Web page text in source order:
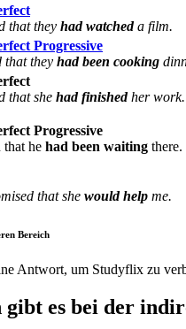
that they had watcheda film.
Progressive
that they had been cooking
that she had finishedher work.
Progressive
that he had been waiting there.
that she would help me.
Bereich
Antwort, um Studyflix zu
gibt es bei der